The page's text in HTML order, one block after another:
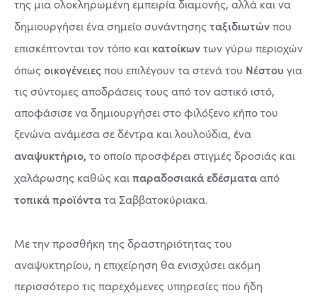
της μια ολοκληρωμένη εμπειρία διαμονής, αλλά και να
δημιουργήσει ένα σημείο συνάντησηςταξιδιωτώνπου
επισκέπτονται τον τόπο και κατοίκωντων γύρω περιοχών
όπωςοικογένειεςπου επιλέγουν τα στενά του Νέστου για
τις σύντομες αποδράσεις τους από τον αστικό ιστό,
αποφάσισε να δημιουργήσει στο φιλόξενο κήπο του
ξενώνα ανάμεσα σε δέντρα και λουλούδια, ένα
αναψυκτήριο, το οποίο προσφέρει στιγμές δροσιάς και
χαλάρωσης καθώς καιπαραδοσιακά εδέσματααπό
τοπικά προϊόντατα Σαββατοκύριακα.
Με την προσθήκη της δραστηριότητας του
αναψυκτηρίου, η επιχείρηση θα ενισχύσει ακόμη
περισσότερο τις παρεχόμενες υπηρεσίες που ήδη